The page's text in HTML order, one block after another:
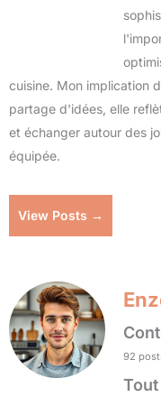
cuisine. Mon implication
partage d'idées, elle
et échanger autour des
équipée.
View Posts →
92